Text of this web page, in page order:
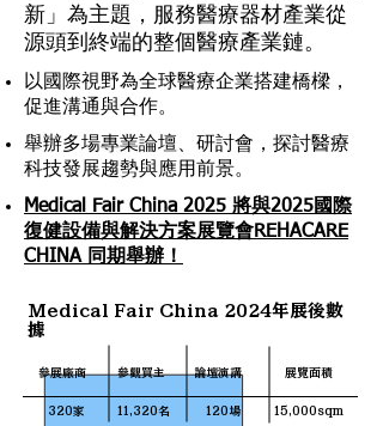
新」為主題，服務醫療器材產業從
源頭到終端的整個醫療產業鏈。
以國際視野為全球醫療企業搭建橋樑，
促進溝通與合作。
舉辦多場專業論壇、研討會，探討醫療
科技發展趨勢與應用前景。
Medical Fair China 2025 將與2025國際
復健設備與解決方案展覽會REHACARE
CHINA 同期舉辦！
Medical Fair China 2024年展後數
據
參展廠商 參觀買主 論壇演講 展覽面積
320家 11,320名 120場 15,000sqm